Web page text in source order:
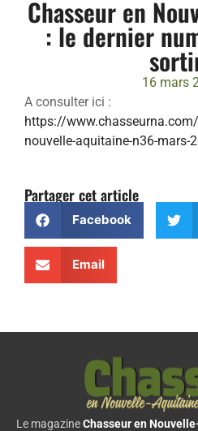
Chasseur en
: le dernier
16 mars
A consulter ici :
https://
nouvelle-aquitaine-n36-mars-
Partager cet article
Facebook
Email
Le magazineChasseur en